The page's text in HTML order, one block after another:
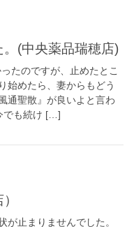
。(中央薬品瑞穂店)
たのですが、止めたとこ
始めたら、妻からもどう
通聖散』が良いよと言わ
でも続け […]
が止まりませんでした。